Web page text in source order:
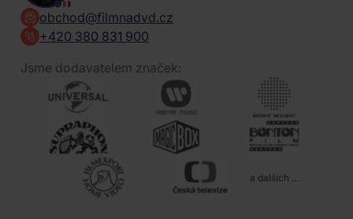
obchod@filmnadvd.cz
+420 380 831 900
Jsme dodavatelem značek:
a dalších ...